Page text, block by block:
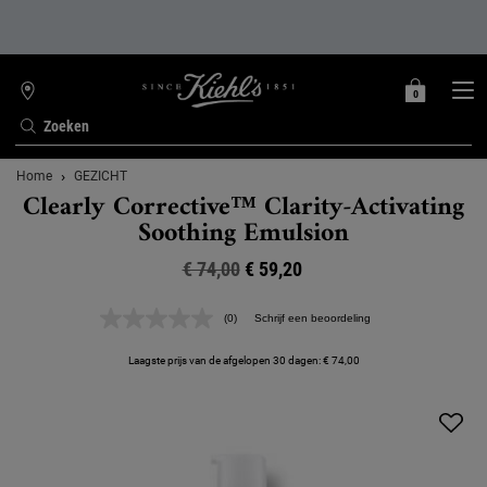
Zoeken
WINKELZOEKER
MIJN
0
0 PRODUCT
Hoofdinhoud
Home GEZICHT
Clearly Corrective™ Clarity-Activating
Soothing Emulsion
Oude prijs
€ 74,00 Nieuwe prijs
€ 59,20
Geen
Dezelfde
(0) Schrijf een beoordeling
Laagste prijs van de afgelopen 30 dagen: € 74,00